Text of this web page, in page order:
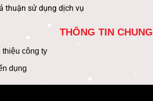
thuận sử dụng dịch vụ
THÔNG TIN CHUNG
công ty
dụng